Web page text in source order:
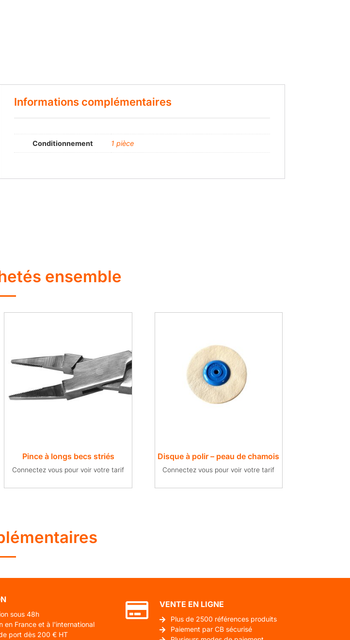
Informations complémentaires
Conditionnement 1 pièce
ensemble
Pince à longs becs striés
Connectez vous pour voir votre tarif
Disque à polir – peau de chamois
Connectez vous pour voir votre tarif
sous 48h
en France et à l'international
port dès 200 € HT
VENTE EN LIGNE
Plus de 2500 références produits
Paiement par CB sécurisé